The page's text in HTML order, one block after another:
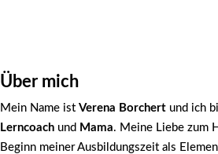
Über mich
Mein Name ist Verena Borchert und ich
Lerncoach und Mama. Meine Liebe zum
Beginn meiner Ausbildungszeit als